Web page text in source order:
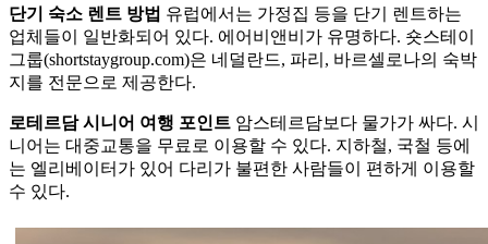
단기 숙소 렌트 방법 유럽에서는 가정집 등을 단기 렌트하는
업체들이 일반화되어 있다. 에어비앤비가 유명하다. 숏스테이
그룹(shortstaygroup.com)은 네덜란드, 파리, 바르셀로나의 숙박
지를 전문으로 제공한다.
로테르담 시니어 여행 포인트 암스테르담보다 물가가 싸다. 시
니어는 대중교통을 무료로 이용할 수 있다. 지하철, 국철 등에
는 엘리베이터가 있어 다리가 불편한 사람들이 편하게 이용할
수 있다.